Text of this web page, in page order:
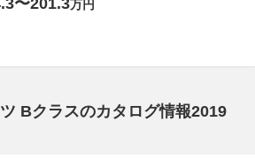
〜201.3万円
Bクラスのカタログ情報2019